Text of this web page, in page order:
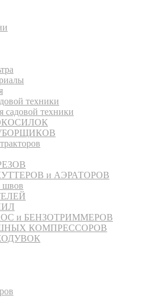
техники
техники
и АЭРАТОРОВ
швов
и БЕНЗОТРИММЕРОВ
КОМПРЕССОРОВ